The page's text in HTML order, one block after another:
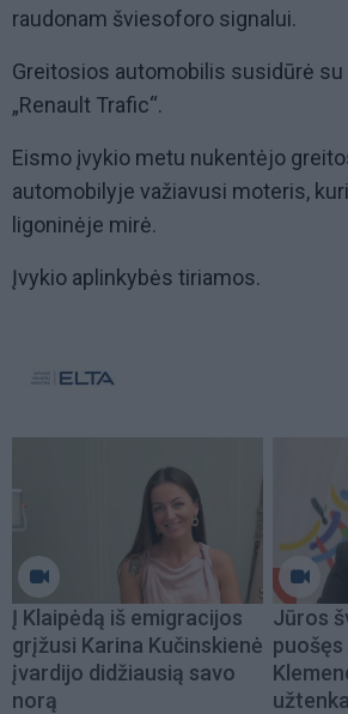
raudonam šviesoforo signalui.
Greitosios automobilis susidūrė
„Renault Trafic“.
Eismo įvykio metu nukentėjo
automobilyje važiavusi moteris,
ligoninėje mirė.
Įvykio aplinkybės tiriamos.
Į Klaipėdą iš emigracijos
grįžusi Karina Kučinskienė
įvardijo didžiausią savo
norą
Jūros
užtenka